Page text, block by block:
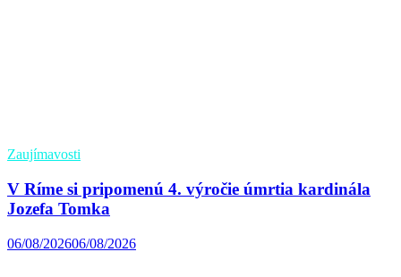
Zaujímavosti
V Ríme si pripomenú 4. výročie úmrtia kardinála
Jozefa Tomka
06/08/202606/08/2026